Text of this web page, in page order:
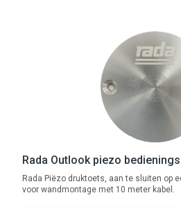
Rada Outlook piezo
Rada Piëzo druktoets, aan te sluiten op
voor wandmontage met 10 meter kabel.